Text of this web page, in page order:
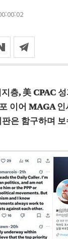
지층, 美 CPAC
이어 MAGA 인
은 함구하며